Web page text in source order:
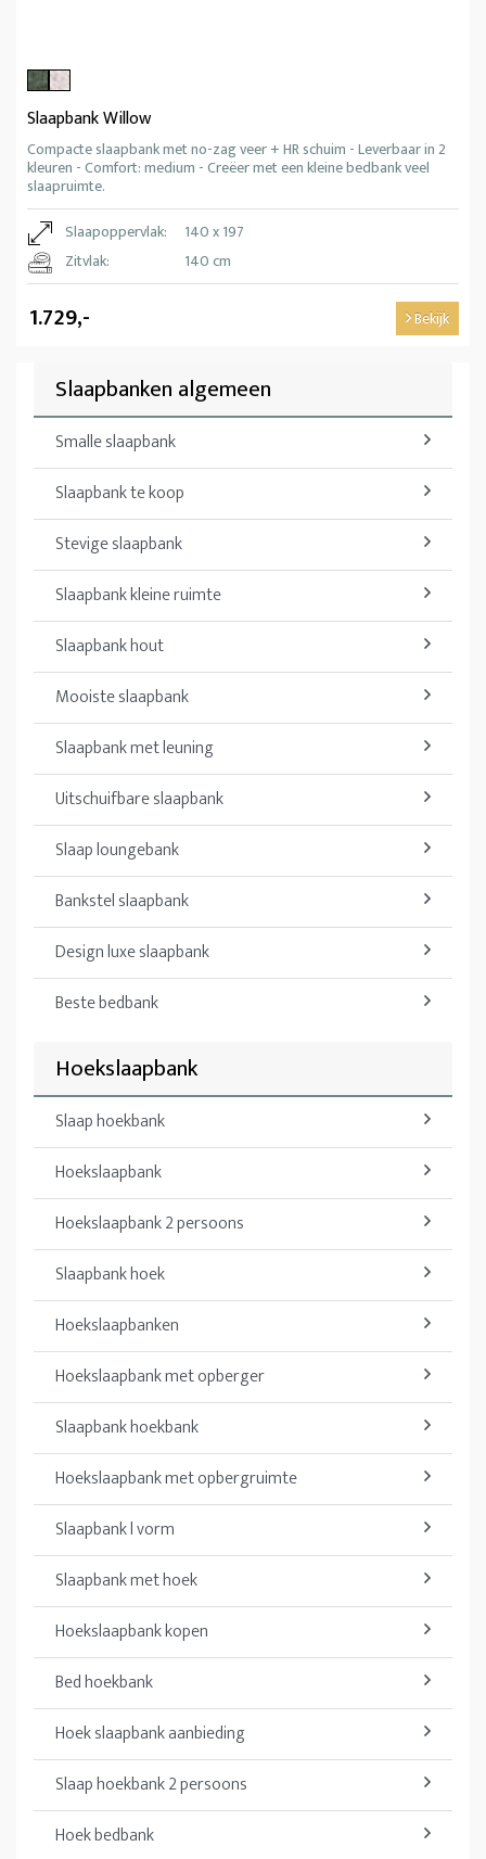
Slaapbank Willow
Compacte slaapbank met no-zag veer + HR schuim - Leverbaar in 2
kleuren - Comfort: medium - Creëer met een kleine bedbank veel
slaapruimte.
Slaapoppervlak:
140 x 197
Zitvlak:
140 cm
1.729,- Bekijk
Slaapbanken algemeen
Smalle slaapbank
Slaapbank te koop
Stevige slaapbank
Slaapbank kleine ruimte
Slaapbank hout
Mooiste slaapbank
Slaapbank met leuning
Uitschuifbare slaapbank
Slaap loungebank
Bankstel slaapbank
Design luxe slaapbank
Beste bedbank
Hoekslaapbank
Slaap hoekbank
Hoekslaapbank
Hoekslaapbank 2 persoons
Slaapbank hoek
Hoekslaapbanken
Hoekslaapbank met opberger
Slaapbank hoekbank
Hoekslaapbank met opbergruimte
Slaapbank l vorm
Slaapbank met hoek
Hoekslaapbank kopen
Bed hoekbank
Hoek slaapbank aanbieding
Slaap hoekbank 2 persoons
Hoek bedbank